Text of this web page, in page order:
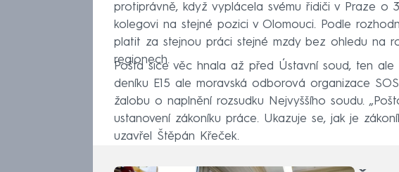
protiprávně, když vyplácela svému řidiči v Praze o
kolegovi na stejné pozici v Olomouci. Podle
platit za stejnou práci stejné mzdy bez ohledu na
regionech.
Pošta sice věc hnala až před Ústavní soud, ten
deníku E15 ale moravská odborová organizace
žalobu o naplnění rozsudku Nejvyššího soudu.
ustanovení zákoníku práce. Ukazuje se, jak je
uzavřel Štěpán Křeček.